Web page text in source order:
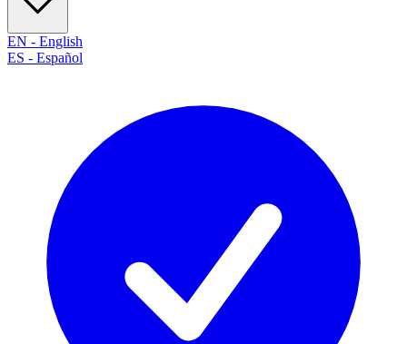
EN - English
ES - Español